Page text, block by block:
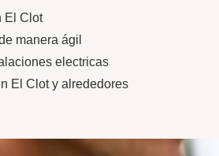
El Clot
manera ágil
electricas
El Clot y alrededores